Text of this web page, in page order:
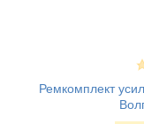
Ремкомплект